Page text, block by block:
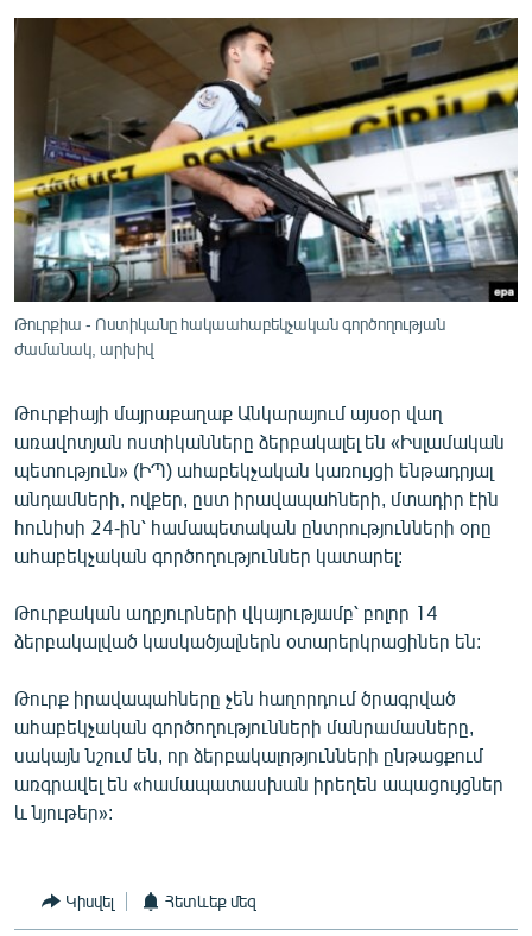
ՂԱՐԱԲԱՂ
ՊԱՏԵՐԱԶՄԻ 6 ՇԱԲԱԹՆԵՐԸ
ՏԱՐԱԾԱՇՐՋԱՆ
ՄԻՋԱԶԳԱՅԻՆ
ՄՇԱԿՈՒՅԹ
ՍՊՈՐՏ
ՄԵԿՆԱԲԱՆՈՒԹՅՈՒՆ
ԿՈՐՈՆԱՎԻՐՈՒՍ
ՏԵՍԱՆՅՈՒԹԵՐ
ԲԱՆԱՎԵՃ
ՁԳՏԵԼՈՎ ԼԱՎԱԳՈՒՅՆԻՆ
ՓՈԴՔԱՍԹ
Հայերեն
Русский
ՀԵՏԵՎԵՔ ՄԵԶ
Թուրքիա - Ոստիկանը հակաահաբեկչական գործողության
ժամանակ, արխիվ
Թուրքիայի մայրաքաղաք Անկարայում այսօր վաղ
առավոտյան ոստիկանները ձերբակալել են «Իսլամական
պետություն» (ԻՊ) ահաբեկչական կառույցի ենթադրյալ
անդամների, ովքեր, ըստ իրավապահների, մտադիր էին
հունիսի 24-ին՝ համապետական ընտրությունների օրը
ահաբեկչական գործողություններ կատարել:
Թուրքական աղբյուրների վկայությամբ՝ բոլոր 14
ձերբակալված կասկածյալներն օտարերկրացիներ են:
Թուրք իրավապահները չեն հաղորդում ծրագրված
ահաբեկչական գործողությունների մանրամասները,
սակայն նշում են, որ ձերբակալոթյունների ընթացքում
առգրավել են «համապատասխան իրեղեն ապացույցներ
և նյութեր»:
Կիսվել Հետևեք մեզ